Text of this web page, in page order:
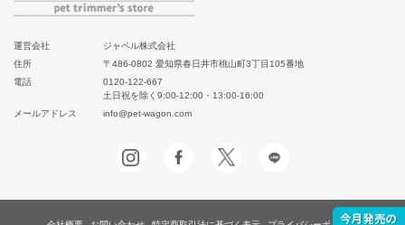
運営会社
ジャペル株式会社
住所
〒486-0802 愛知県春日井市桃山町3丁目105番地
電話
0120-122-667
土日祝を除く9:00-12:00・13:00-16:00
メールアドレス
info@pet-wagon.com